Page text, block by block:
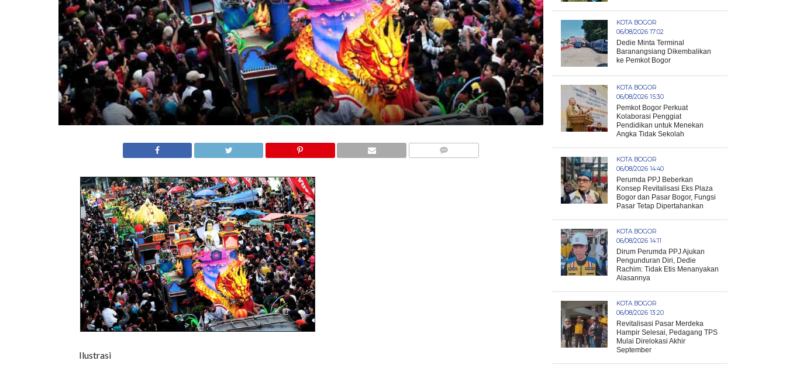
Ilustrasi
KOTA BOGOR
06/08/2026 17:02
Dedie Minta Terminal
Baranangsiang Dikembalikan
ke Pemkot Bogor
KOTA BOGOR
06/08/2026 15:30
Pemkot Bogor Perkuat
Kolaborasi Penggiat
Pendidikan untuk Menekan
Angka Tidak Sekolah
KOTA BOGOR
06/08/2026 14:40
Perumda PPJ Beberkan
Konsep Revitalisasi Eks Plaza
Bogor dan Pasar Bogor, Fungsi
Pasar Tetap Dipertahankan
KOTA BOGOR
06/08/2026 14:11
Dirum Perumda PPJ Ajukan
Pengunduran Diri, Dedie
Rachim: Tidak Etis Menanyakan
Alasannya
KOTA BOGOR
06/08/2026 13:20
Revitalisasi Pasar Merdeka
Hampir Selesai, Pedagang TPS
Mulai Direlokasi Akhir
September